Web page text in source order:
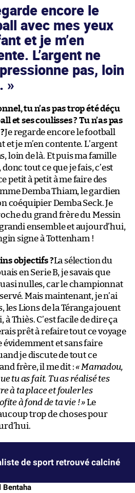
encore le
avec mes yeux
et je m’en
L’argent ne
pas, loin
tu n’as pas trop été déçu
et ses coulisses ? Tu n’as pas
Je regarde encore le football
et je m’en contente. L’argent
loin de là. Et puis ma famille
tout ce que je fais, c’est
petit à petit à me faire des
Demba Thiam, le gardien
coéquipier Demba Seck. Je
du grand frère du Messin
ensemble et aujourd’hui,
signe à Tottenham !
objectifs ?La sélection du
en Serie B, je savais que
nulles, car le championnat
Mais maintenant, je n’ai
les Lions de la Téranga jouent
Thiès. C’est facile de dire ça
prêt à refaire tout ce voyage
évidemment et sans faire
je discute de tout ce
frère, il me dit :« Mamadou,
tu as fait. Tu as réalisé tes
à ta place et fouler les
à fond de ta vie ! »Le
trop de choses pour
de sport retrouvé calciné
Bentaha